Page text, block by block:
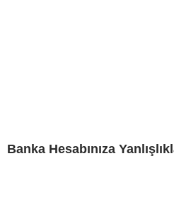
Banka Hesabınıza